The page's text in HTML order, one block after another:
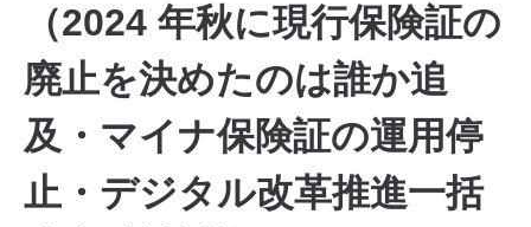
（2024 年秋に現行保険証の
廃止を決めたのは誰か追
及・マイナ保険証の運用停
止・デジタル改革推進一括